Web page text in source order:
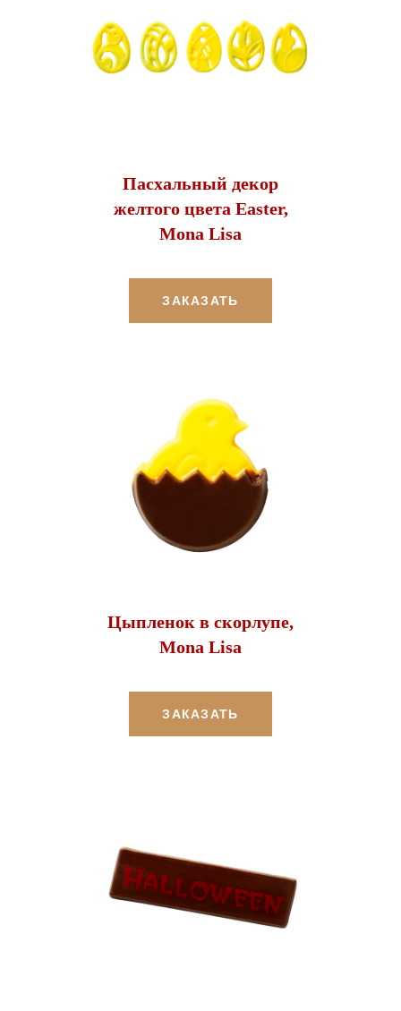
Пасхальный декор
желтого цвета Easter,
Mona Lisa
ЗАКАЗАТЬ
Цыпленок в скорлупе,
Mona Lisa
ЗАКАЗАТЬ